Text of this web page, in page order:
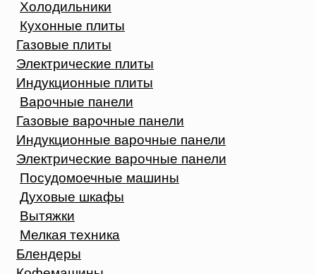
Холодильники
Кухонные плиты
Газовые плиты
Электрические плиты
Индукционные плиты
Варочные панели
Газовые варочные панели
Индукционные варочные панели
Электрические варочные панели
Посудомоечные машины
Духовые шкафы
Вытяжки
Мелкая техника
Блендеры